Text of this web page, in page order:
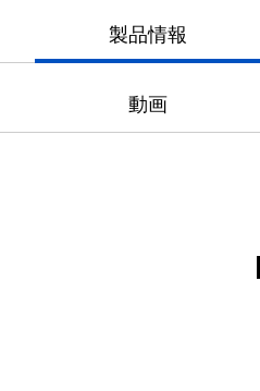
製品情報
動画